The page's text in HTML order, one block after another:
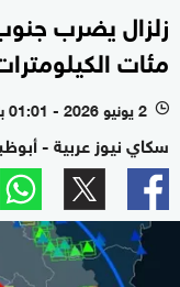
زلزال يضرب
مئات
l 2 يونيو 2026 - 01:01 بتوقيت أبوظبي
سكاي نيوز عربية -